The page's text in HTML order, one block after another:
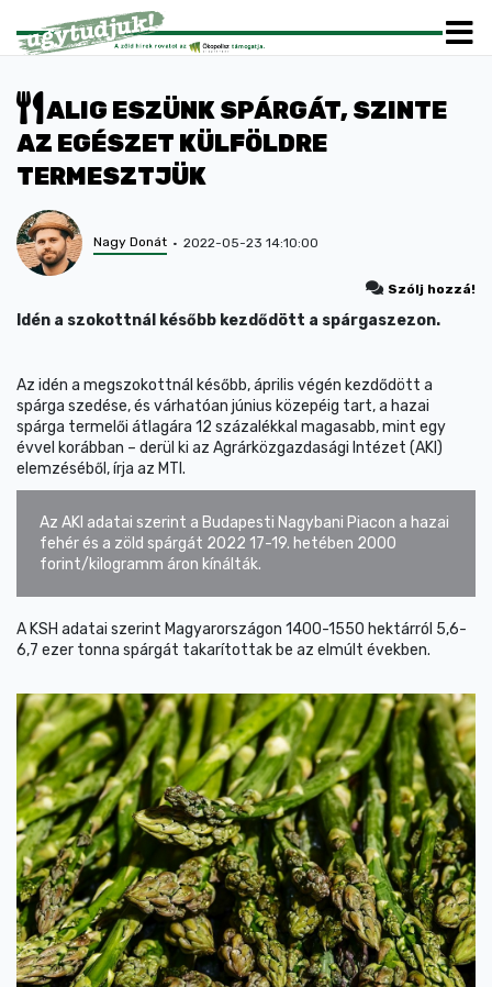
ALIG ESZÜNK SPÁRGÁT, SZINTE
AZ EGÉSZET KÜLFÖLDRE
TERMESZTJÜK
Nagy Donát 2022-05-23 14:10:00
Szólj hozzá!
Idén a szokottnál később kezdődött a spárgaszezon.
Az idén a megszokottnál később, április végén kezdődött a
spárga szedése, és várhatóan június közepéig tart, a hazai
spárga termelői átlagára 12 százalékkal magasabb, mint egy
évvel korábban – derül ki az Agrárközgazdasági Intézet (AKI)
elemzéséből, írja az MTI.
Az AKI adatai szerint a Budapesti Nagybani Piacon a hazai
fehér és a zöld spárgát 2022 17-19. hetében 2000
forint/kilogramm áron kínálták.
A KSH adatai szerint Magyarországon 1400-1550 hektárról 5,6-
6,7 ezer tonna spárgát takarítottak be az elmúlt években.